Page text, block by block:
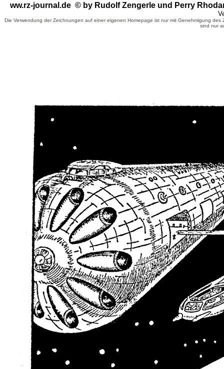
ww.rz-journal.de © by Rudolf Zengerle und Perry
Die Verwendung der Zeichnungen auf einer eigenen Homepage ist nur mit Genehmigung
sind nur